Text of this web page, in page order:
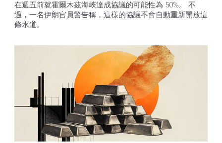
在週五前就霍爾木茲海峽達成協議的可能性為 50%。 不
過，一名伊朗官員警告稱，這樣的協議不會自動重新開放這
條水道。